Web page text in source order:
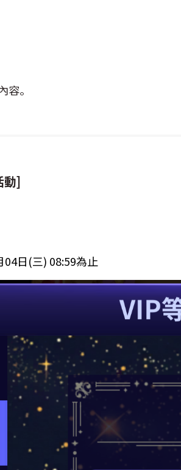
。
動]
04日(三) 08:59為止